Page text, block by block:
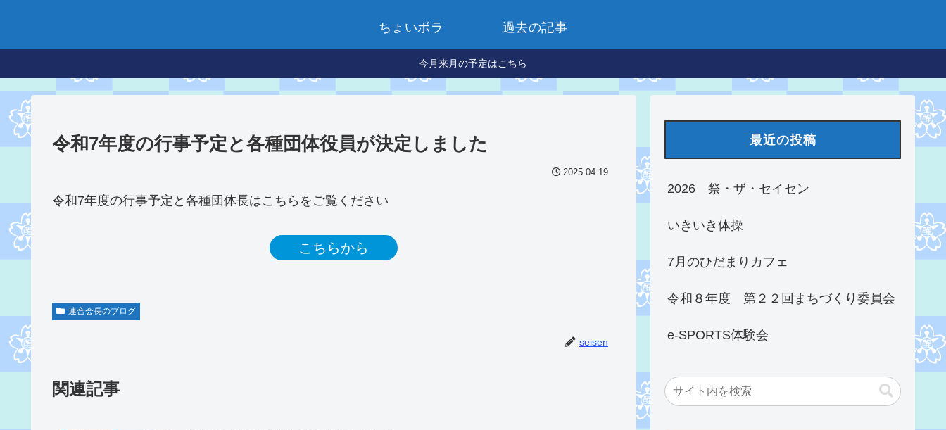
ちょいボラ 過去の記事
今月来月の予定はこちら
令和7年度の行事予定と各種団体役員が決定しました
2025.04.19
令和7年度の行事予定と各種団体長はこちらをご覧ください
こちらから
連合会長のブログ
seisen
関連記事
最近の投稿
2026 祭・ザ・セイセン
いきいき体操
7月のひだまりカフェ
令和８年度 第２２回まちづくり委員会
e-SPORTS体験会